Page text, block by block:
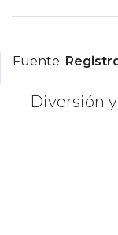
Fuente:
Diversión